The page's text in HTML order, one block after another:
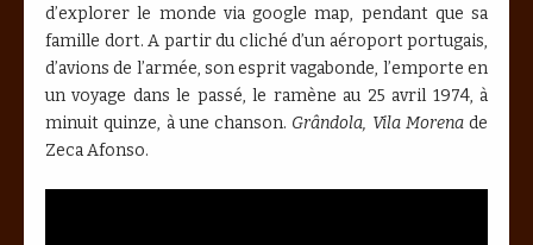
d’explorer le monde via google map, pendant que sa
famille dort. A partir du cliché d’un aéroport portugais,
d’avions de l’armée, son esprit vagabonde, l’emporte en
un voyage dans le passé, le ramène au 25 avril 1974, à
minuit quinze, à une chanson. Grândola, Vila Morenade
Zeca Afonso.